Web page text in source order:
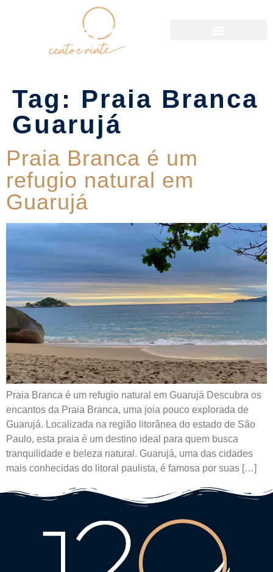
Tag: Praia Branca
Guarujá
Praia Branca é um
refugio natural em
Guarujá
Praia Branca é um refugio natural em Guarujá Descubra os
encantos da Praia Branca, uma joia pouco explorada de
Guarujá. Localizada na região litorânea do estado de São
Paulo, esta praia é um destino ideal para quem busca
tranquilidade e beleza natural. Guarujá, uma das cidades
mais conhecidas do litoral paulista, é famosa por suas […]